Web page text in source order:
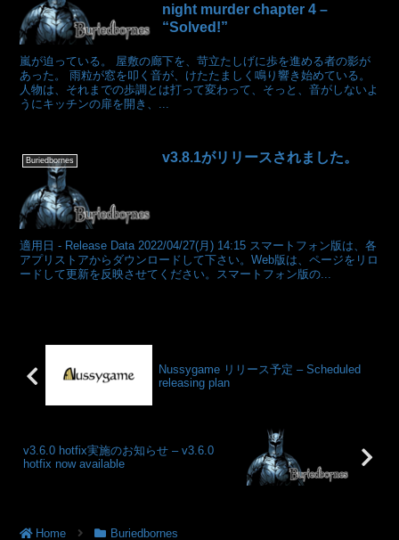
night murder chapter 4 –
“Solved!”
嵐が迫っている。 屋敷の廊下を、苛立たしげに歩を進める者の影が
あった。 雨粒が窓を叩く音が、けたたましく鳴り響き始めている。
人物は、それまでの歩調とは打って変わって、そっと、音がしないよ
うにキッチンの扉を開き、...
Buriedbornes v3.8.1がリリースされました。
適用日 - Release Data 2022/04/27(月) 14:15 スマートフォン版は、各
アプリストアからダウンロードして下さい。Web版は、ページをリロ
ードして更新を反映させてください。スマートフォン版の...
Nussygame リリース予定 – Scheduled
releasing plan
v3.6.0 hotfix実施のお知らせ – v3.6.0
hotfix now available
Home Buriedbornes